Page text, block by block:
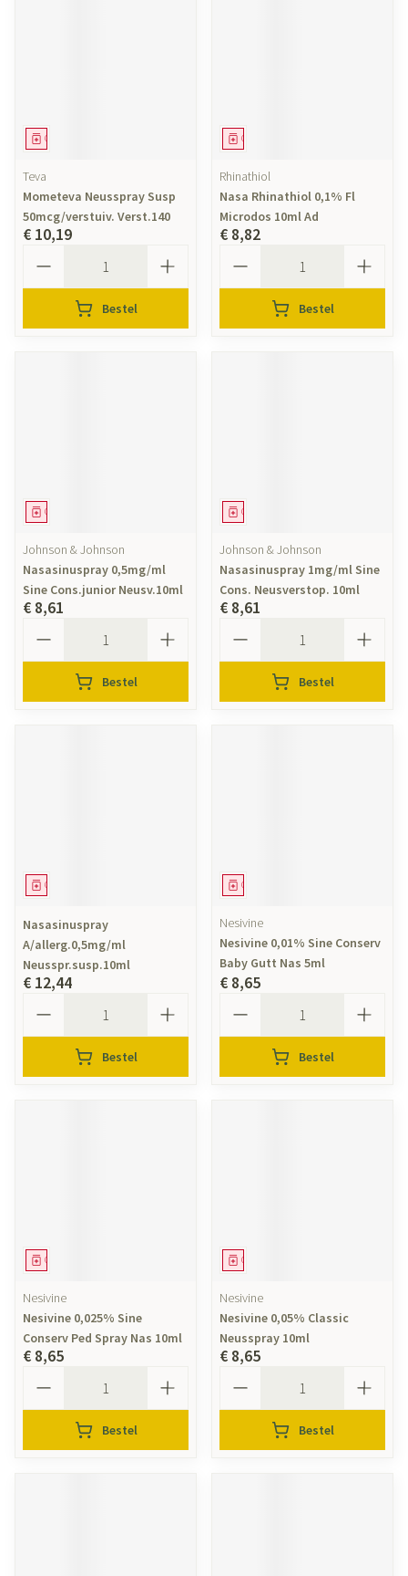
Geneesmiddel
Teva
Mometeva Neusspray Susp
50mcg/verstuiv. Verst.140
€ 10,19
Bestel
Geneesmiddel
Rhinathiol
Nasa Rhinathiol 0,1% Fl
Microdos 10ml Ad
€ 8,82
Bestel
Geneesmiddel
Johnson & Johnson
Nasasinuspray 0,5mg/ml
Sine Cons.junior Neusv.10ml
€ 8,61
Bestel
Geneesmiddel
Johnson & Johnson
Nasasinuspray 1mg/ml Sine
Cons. Neusverstop. 10ml
€ 8,61
Bestel
Geneesmiddel
Nasasinuspray
A/allerg.0,5mg/ml
Neusspr.susp.10ml
€ 12,44
Bestel
Geneesmiddel
Nesivine
Nesivine 0,01% Sine Conserv
Baby Gutt Nas 5ml
€ 8,65
Bestel
Geneesmiddel
Nesivine
Nesivine 0,025% Sine
Conserv Ped Spray Nas 10ml
€ 8,65
Bestel
Geneesmiddel
Nesivine
Nesivine 0,05% Classic
Neusspray 10ml
€ 8,65
Bestel